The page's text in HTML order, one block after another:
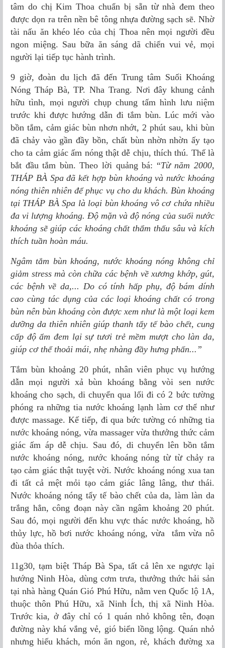
tâm do chị Kim Thoa chuẩn bị sẵn từ nhà đem theo
được dọn ra trên nền bê tông nhựa đường sạch sẽ. Nhờ
tài nấu ăn khéo léo của chị Thoa nên mọi người đều
ngon miệng. Sau bữa ăn sáng dã chiến vui vẻ, mọi
người lại tiếp tục hành trình.
9 giờ, đoàn du lịch đã đến Trung tâm Suối Khoáng
Nóng Tháp Bà, TP. Nha Trang. Nơi đây khung cảnh
hữu tình, mọi người chụp chung tấm hình lưu niệm
trước khi được hướng dẫn đi tắm bùn. Lúc mới vào
bồn tắm, cảm giác bùn nhơn nhớt, 2 phút sau, khi bùn
đã chảy vào gần đầy bồn, chất bùn nhờn nhờn ấy tạo
cho ta cảm giác ấm nóng thật dễ chịu, thích thú. Thế là
bắt đầu tắm bùn. Theo lời quảng bá: “Từ năm 2000,
THÁP BÀ Spa đã kết hợp bùn khoáng và nước khoáng
nóng thiên nhiên để phục vụ cho du khách. Bùn khoáng
tại THÁP BÀ Spa là loại bùn khoáng vô cơ chứa nhiều
đa vi lượng khoáng. Độ mặn và độ nóng của suối nước
khoáng sẽ giúp các khoáng chất thẩm thấu sâu và kích
thích tuần hoàn máu.
Ngâm tắm bùn khoáng, nước khoáng nóng không chỉ
giảm stress mà còn chữa các bệnh về xương khớp, gút,
các bệnh về da,... Do có tính hấp phụ, độ bám dính
cao cùng tác dụng của các loại khoáng chất có trong
bùn nên bùn khoáng còn được xem như là một loại kem
dưỡng da thiên nhiên giúp thanh tẩy tế bào chết, cung
cấp độ ẩm đem lại sự tươi trẻ mềm mượt cho làn da,
giúp cơ thể thoải mái, nhẹ nhàng đầy hưng phấn...”
Tắm bùn khoảng 20 phút, nhân viên phục vụ hướng
dẫn mọi người xả bùn khoáng bằng vòi sen nước
khoáng cho sạch, di chuyển qua lối đi có 2 bức tường
phóng ra những tia nước khoáng lạnh làm cơ thể như
được massage. Kế tiếp, đi qua bức tường có những tia
nước khoáng nóng, vừa massager vừa thưởng thức cảm
giác ấm áp dễ chịu. Sau đó, di chuyển lên bồn tắm
nước khoáng nóng, nước khoáng nóng từ từ chảy ra
tạo cảm giác thật tuyệt vời. Nước khoáng nóng xua tan
đi tất cả mệt mỏi tạo cảm giác lâng lâng, thư thái.
Nước khoáng nóng tẩy tế bào chết của da, làm làn da
trắng hẳn, công đoạn này cần ngâm khoảng 20 phút.
Sau đó, mọi người đến khu vực thác nước khoáng, hồ
thủy lực, hồ bơi nước khoáng nóng, vừa tắm vừa nô
đùa thỏa thích.
11g30, tạm biệt Tháp Bà Spa, tất cả lên xe ngược lại
hướng Ninh Hòa, dùng cơm trưa, thưởng thức hải sản
tại nhà hàng Quán Gió Phú Hữu, nằm ven Quốc lộ 1A,
thuộc thôn Phú Hữu, xã Ninh Ích, thị xã Ninh Hòa.
Trước kia, ở đây chỉ có 1 quán nhỏ không tên, đoạn
đường này khá vắng vẻ, gió biển lồng lộng. Quán nhỏ
nhưng hiếu khách, món ăn ngon, rẻ, khách đường xa